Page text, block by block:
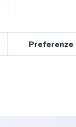
Preferenze